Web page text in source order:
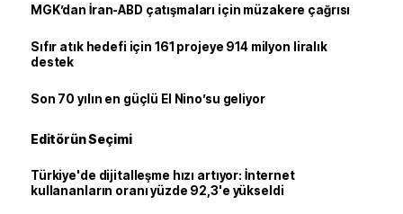
MGK’dan İran-ABD çatışmaları için müzakere çağrısı
Sıfır atık hedefi için 161 projeye 914 milyon liralık
destek
Son 70 yılın en güçlü El Nino’su geliyor
Editörün Seçimi
Türkiye'de dijitalleşme hızı artıyor: İnternet
kullananların oranı yüzde 92,3'e yükseldi